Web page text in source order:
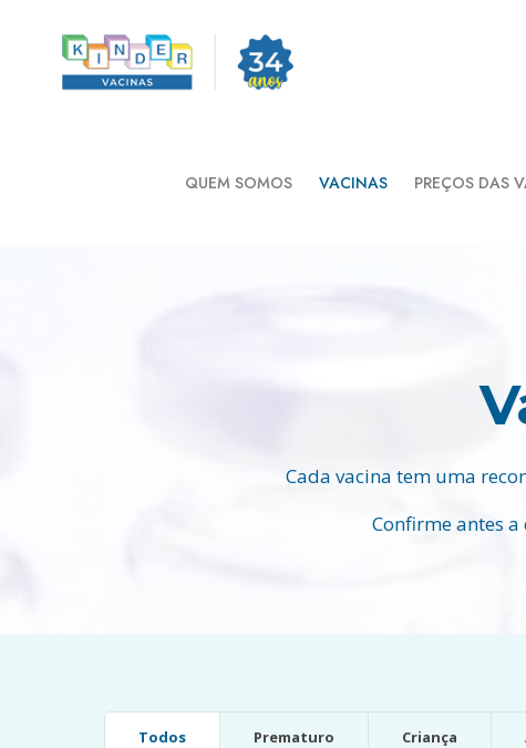
QUEM SOMOS VACINAS PREÇOS DAS
Cada vacina tem uma
Confirme antes
Todos Prematuro Criança